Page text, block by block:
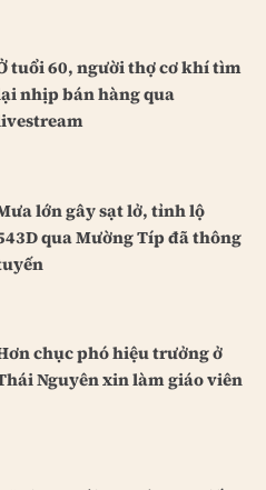
tuổi 60, người thợ cơ khí tìm
nhịp bán hàng qua
lớn gây sạt lở, tỉnh lộ
qua Mường Típ đã thông
chục phó hiệu trưởng ở
Nguyên xin làm giáo viên